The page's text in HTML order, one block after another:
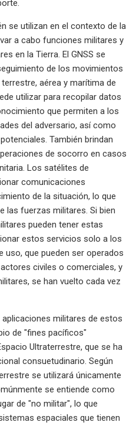
se utilizan en el contexto de la
a cabo funciones militares y
en la Tierra. El GNSS se
de los movimientos
aérea y marítima de
utilizar para recopilar datos
que permiten a los
del adversario, así como
También brindan
de socorro en casos
Los satélites de
comunicaciones
de la situación, lo que
las fuerzas militares. Si bien
pueden tener estas
estos servicios solo a los
uso, que pueden ser operados
civiles o comerciales, y
se han vuelto cada vez
aplicaciones militares de estos
de "fines pacíficos"
Ultraterrestre, que se ha
consuetudinario. Según
se utilizará únicamente
se entiende como
de "no militar", lo que
espaciales que tienen